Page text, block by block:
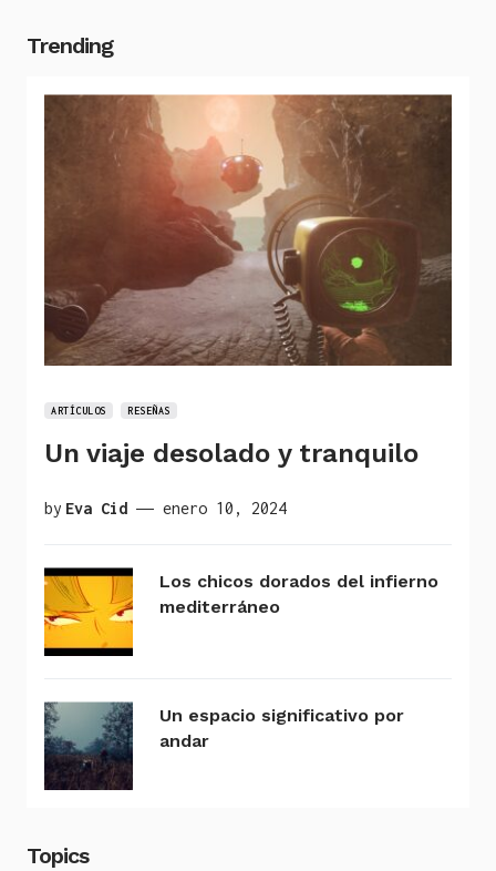
Trending
ARTÍCULOS RESEÑAS
Un viaje desolado y tranquilo
by Eva Cid enero 10, 2024
Los chicos dorados del infierno
mediterráneo
Un espacio significativo por
andar
Topics